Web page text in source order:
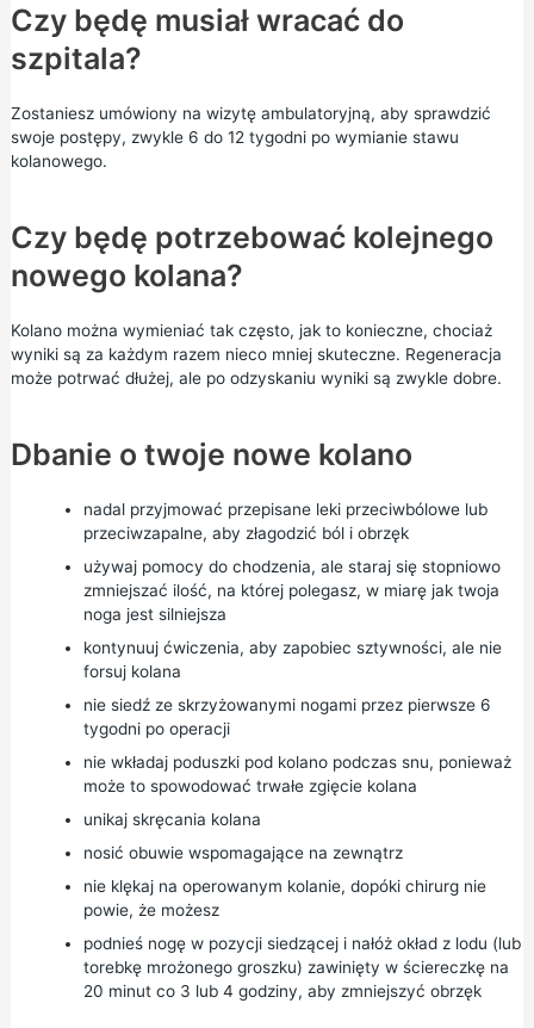
Czy będę musiał wracać do
szpitala?
Zostaniesz umówiony na wizytę ambulatoryjną, aby sprawdzić
swoje postępy, zwykle 6 do 12 tygodni po wymianie stawu
kolanowego.
Czy będę potrzebować kolejnego
nowego kolana?
Kolano można wymieniać tak często, jak to konieczne, chociaż
wyniki są za każdym razem nieco mniej skuteczne. Regeneracja
może potrwać dłużej, ale po odzyskaniu wyniki są zwykle dobre.
Dbanie o twoje nowe kolano
nadal przyjmować przepisane leki przeciwbólowe lub
przeciwzapalne, aby złagodzić ból i obrzęk
używaj pomocy do chodzenia, ale staraj się stopniowo
zmniejszać ilość, na której polegasz, w miarę jak twoja
noga jest silniejsza
kontynuuj ćwiczenia, aby zapobiec sztywności, ale nie
forsuj kolana
nie siedź ze skrzyżowanymi nogami przez pierwsze 6
tygodni po operacji
nie wkładaj poduszki pod kolano podczas snu, ponieważ
może to spowodować trwałe zgięcie kolana
unikaj skręcania kolana
nosić obuwie wspomagające na zewnątrz
nie klękaj na operowanym kolanie, dopóki chirurg nie
powie, że możesz
podnieś nogę w pozycji siedzącej i nałóż okład z lodu (lub
torebkę mrożonego groszku) zawinięty w ściereczkę na
20 minut co 3 lub 4 godziny, aby zmniejszyć obrzęk